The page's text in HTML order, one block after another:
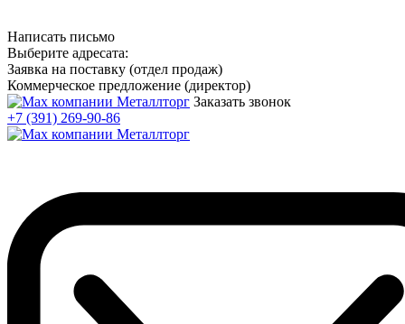
Написать письмо
Выберите адресата:
Заявка на поставку (отдел продаж)
Коммерческое предложение (директор)
Заказать звонок
+7 (391) 269-90-86